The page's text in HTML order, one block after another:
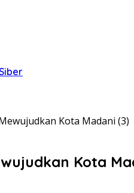
Kota Madani (3)
Kota